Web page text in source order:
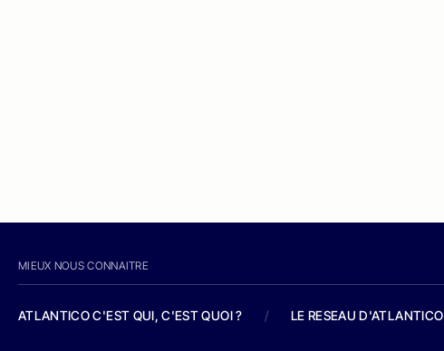
MIEUX NOUS CONNAITRE
ATLANTICO C'EST QUI, C'EST QUOI ? / LE RESEAU D'ATLANTICO